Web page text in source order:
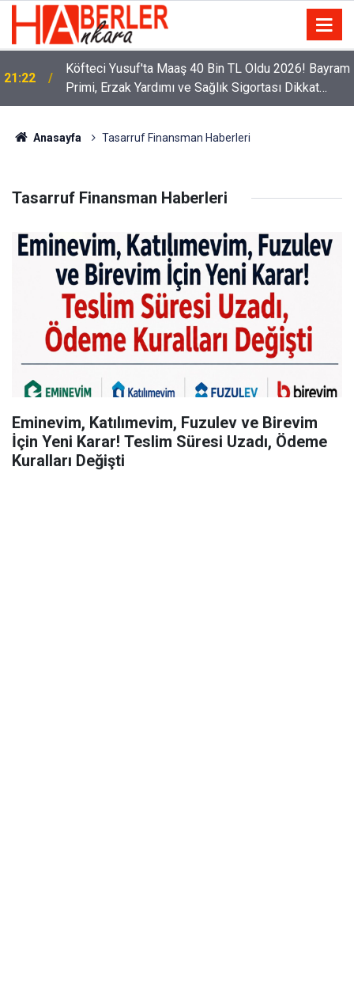
21:22
Köfteci Yusuf'ta Maaş 40 Bin TL Oldu 2026! Bayram
Primi, Erzak Yardımı ve Sağlık Sigortası Dikkat
Çekti
Anasayfa Tasarruf Finansman Haberleri
Tasarruf Finansman Haberleri
Eminevim, Katılımevim, Fuzulev ve Birevim
İçin Yeni Karar! Teslim Süresi Uzadı, Ödeme
Kuralları Değişti